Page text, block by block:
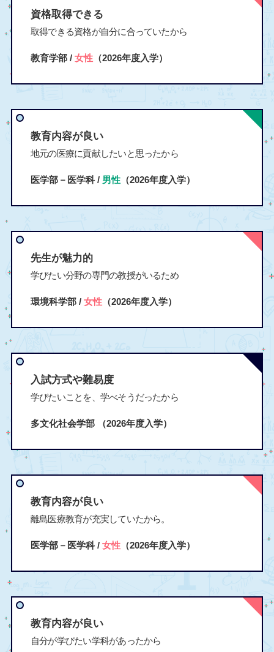
資格取得できる
取得できる資格が自分に合っていたから
教育学部 / 女性（2026年度入学）
教育内容が良い
地元の医療に貢献したいと思ったから
医学部－医学科 / 男性（2026年度入学）
先生が魅力的
学びたい分野の専門の教授がいるため
環境科学部 / 女性（2026年度入学）
入試方式や難易度
学びたいことを、学べそうだったから
多文化社会学部 （2026年度入学）
教育内容が良い
離島医療教育が充実していたから。
医学部－医学科 / 女性（2026年度入学）
教育内容が良い
自分が学びたい学科があったから